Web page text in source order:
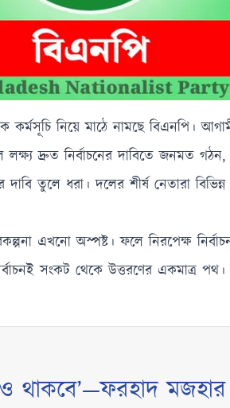
নিয়ে মাঠে নামছে বিএনপি।
দ্রুত নির্বাচনের দাবিতে জনমত গঠন,
দাবি তুলে ধরা। দলের শীর্ষ নেতারা
এখনো অস্পষ্ট। ফলে নিরপেক্ষ
সংকট থেকে উত্তরণের একমাত্র
থাকবে’—ফরহাদ মজহার